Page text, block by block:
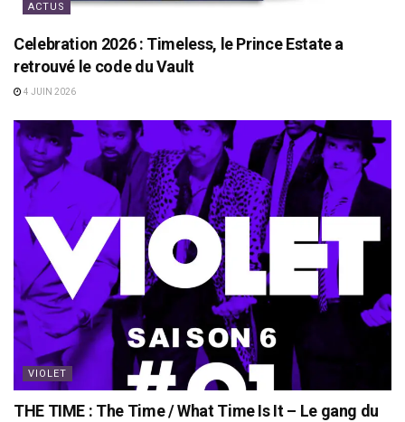
ACTUS
Celebration 2026 : Timeless, le Prince Estate a
retrouvé le code du Vault
4 JUIN 2026
VIOLET
THE TIME : The Time / What Time Is It – Le gang du